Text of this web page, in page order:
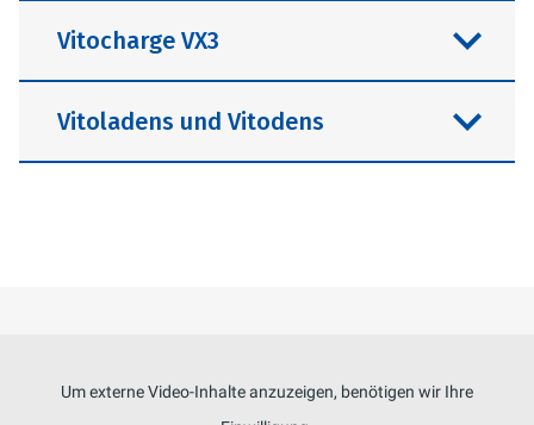
Vitocharge VX3
Vitoladens und Vitodens
Um externe Video-Inhalte anzuzeigen, benötigen wir Ihre